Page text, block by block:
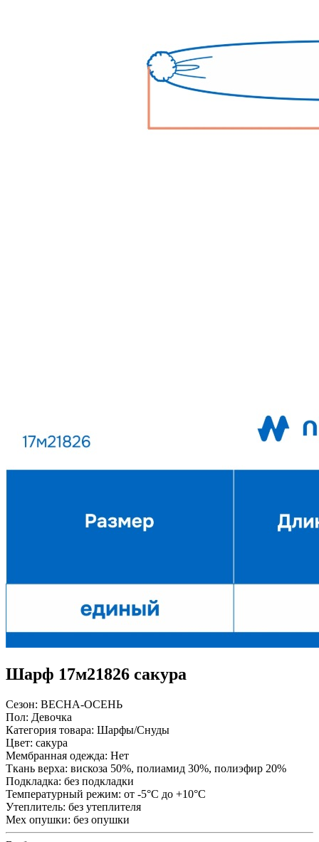
Шарф 17м21826 сакура
Сезон: ВЕСНА-ОСЕНЬ
Пол: Девочка
Категория товара: Шарфы/Снуды
Цвет: сакура
Мембранная одежда: Нет
Ткань верха: вискоза 50%, полиамид 30%, полиэфир 20%
Подкладка: без подкладки
Температурный режим: от -5°С до +10°С
Утеплитель: без утеплителя
Мех опушки: без опушки